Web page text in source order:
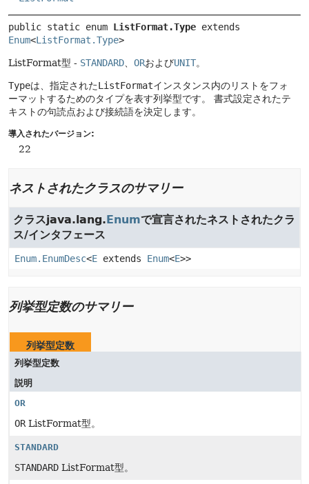
public static enum ListFormat.Type
Enum<ListFormat.Type>
ListFormat型 - STANDARD ORおよびUNIT。
Typeは、指定されたListFormatインスタンス内のリストをフォ
ーマットするためのタイプを表す列挙型です。
書式設定されたテ
キストの句読点および接続語を決定します。
導入されたバージョン:
22
ネストされたクラスのサマリー
クラスjava.lang.Enumで宣言されたネストされたクラ
ス/インタフェース
Enum.EnumDesc<E extends Enum<E>>
列挙型定数のサマリー
列挙型定数
列挙型定数
説明
OR
OR ListFormat型。
STANDARD
STANDARD ListFormat型。